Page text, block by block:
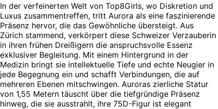
In der verfeinerten Welt von Top8Girls, wo Diskretion und
Luxus zusammentreffen, tritt Aurora als eine faszinierende
Präsenz hervor, die das Gewöhnliche übersteigt. Aus
Zürich stammend, verkörpert diese Schweizer Verzauberin
in ihren frühen Dreißigern die anspruchsvolle Essenz
exklusiver Begleitung. Mit einem Hintergrund in der
Medizin bringt sie intellektuelle Tiefe und echte Neugier in
jede Begegnung ein und schafft Verbindungen, die auf
mehreren Ebenen mitschwingen. Auroras zierliche Statur
von 1,55 Metern täuscht über die tiefgründige Präsenz
hinweg, die sie ausstrahlt, ihre 75D-Figur ist elegant